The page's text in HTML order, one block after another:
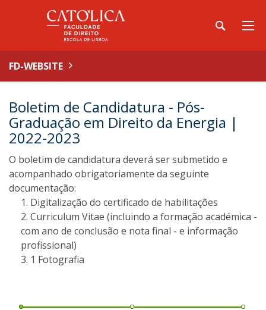
FD-WEBSITE
Boletim de Candidatura - Pós-
Graduação em Direito da Energia |
2022-2023
O boletim de candidatura deverá ser submetido e
acompanhado obrigatoriamente da seguinte
documentação:
Digitalização do certificado de habilitações
Curriculum Vitae (incluindo a formação académica -
com ano de conclusão e nota final - e informação
profissional)
1 Fotografia